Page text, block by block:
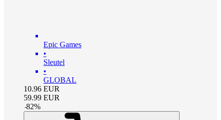
Epic Games
•
Sleutel
•
GLOBAL
10.96 EUR
59.99 EUR
-82%